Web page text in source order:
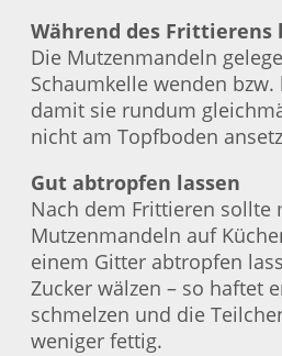
Während des Frittierens
Die Mutzenmandeln
Schaumkelle wenden
damit sie rundum
nicht am Topfboden
Gut abtropfen lassen
Nach dem Frittieren sollte
Mutzenmandeln auf
einem Gitter abtropfen
Zucker wälzen – so haftet
schmelzen und die
weniger fettig.